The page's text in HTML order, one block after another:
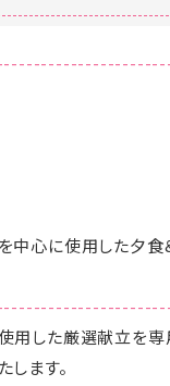
心に使用した夕食
した厳選献立を専
ます。